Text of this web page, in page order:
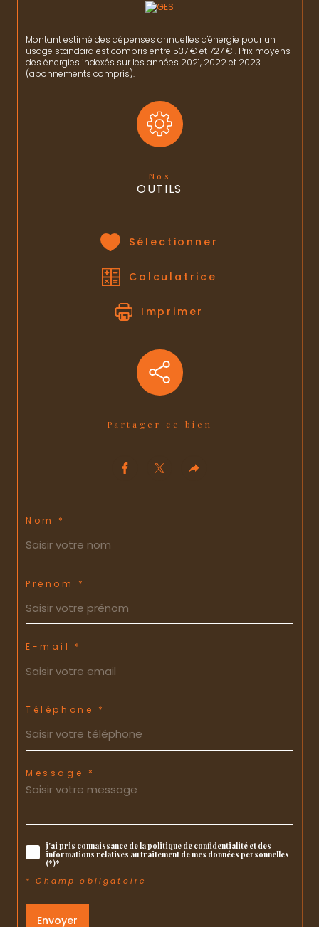
Montant estimé des dépenses annuelles d'énergie pour un
usage standard est compris entre 537 € et 727 € . Prix moyens
des énergies indexés sur les années 2021, 2022 et 2023
(abonnements compris).
Nos
OUTILS
Sélectionner
Calculatrice
Imprimer
Partager ce bien
Nom *
Prénom *
E-mail *
Téléphone *
Message *
j'ai pris connaissance de la politique de confidentialité et des
informations relatives au traitement de mes données personnelles
(*)*
* Champ obligatoire
Envoyer